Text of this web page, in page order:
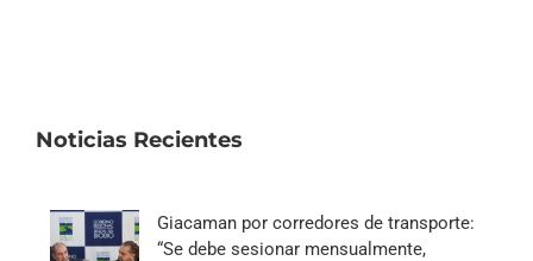
Noticias Recientes
Giacaman por corredores de transporte:
“Se debe sesionar mensualmente,